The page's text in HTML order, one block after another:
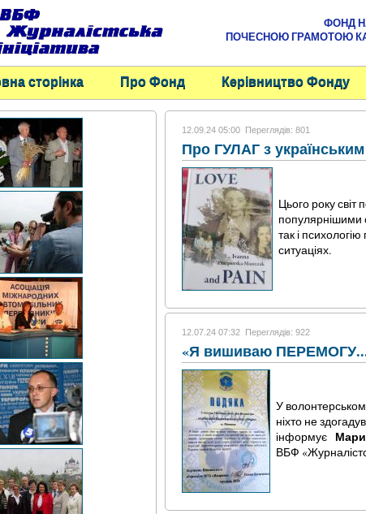
ФОНД
ПОЧЕСНОЮ ГРАМОТОЮ
сторінка Про Фонд Керівництво Фонду
12.09.24 05:00 Переглядів: 801
Про ГУЛАГ з
Цього року
популярнішими
так і
ситуаціях.
12.07.24 07:32 Переглядів: 922
«Я вишиваю
У
ніхто не
інформує
ВБФ